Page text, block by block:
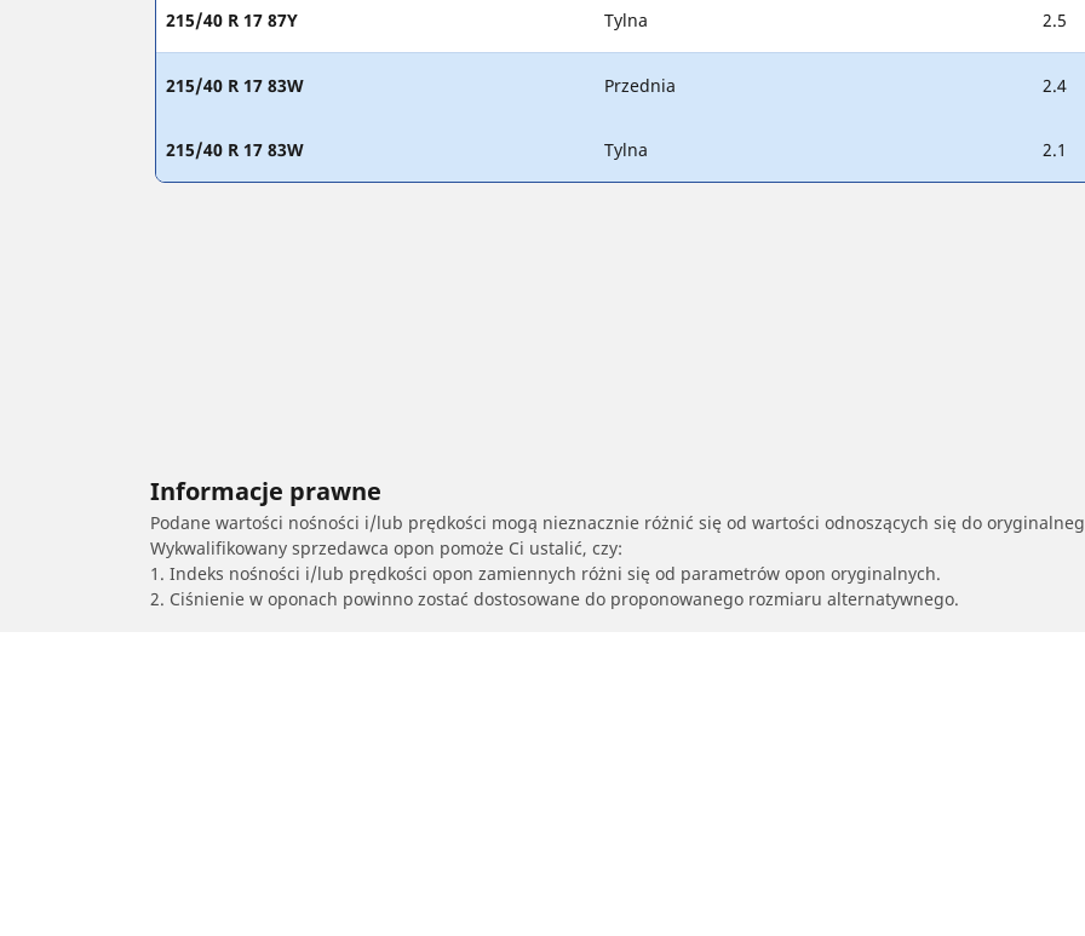
215/40 R 17 87Y Tylna 2.5
215/40 R 17 83W Przednia 2.4
215/40 R 17 83W Tylna 2.1
Informacje prawne
Podane wartości nośności i/lub prędkości mogą nieznacznie różnić się od wartości odnoszących się do
Wykwalifikowany sprzedawca opon pomoże Ci ustalić, czy:
1. Indeks nośności i/lub prędkości opon zamiennych różni się od parametrów opon oryginalnych.
2. Ciśnienie w oponach powinno zostać dostosowane do proponowanego rozmiaru alternatywnego.